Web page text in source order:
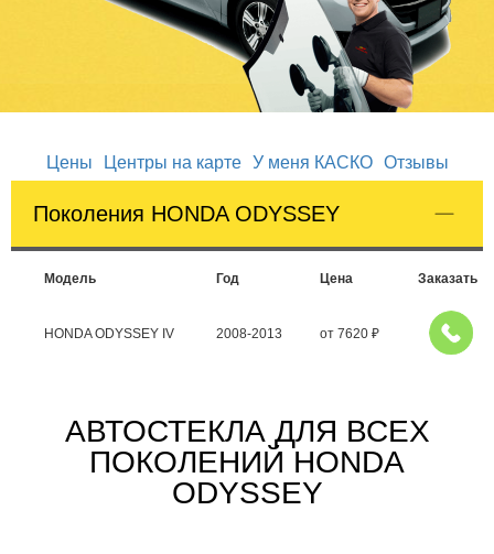
Цены Центры на карте У меня КАСКО Отзывы
Поколения HONDA ODYSSEY
Модель Год Цена Заказать
HONDA ODYSSEY IV 2008-2013 от 7620 ₽
АВТОСТЕКЛА ДЛЯ ВСЕХ
ПОКОЛЕНИЙ HONDA
ODYSSEY